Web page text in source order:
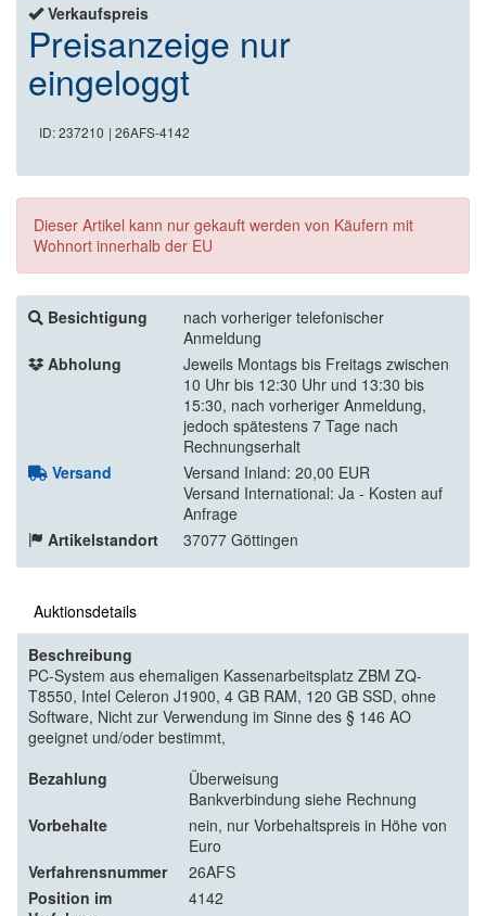
Verkaufspreis
Preisanzeige nur
eingeloggt
ID: 237210 | 26AFS-4142
Dieser Artikel kann nur gekauft werden von Käufern mit
Wohnort innerhalb der EU
Besichtigung
nach vorheriger telefonischer
Anmeldung
Abholung
Jeweils Montags bis Freitags zwischen
10 Uhr bis 12:30 Uhr und 13:30 bis
15:30, nach vorheriger Anmeldung,
jedoch spätestens 7 Tage nach
Rechnungserhalt
Versand
Versand Inland: 20,00 EUR
Versand International: Ja - Kosten auf
Anfrage
Artikelstandort
37077 Göttingen
Auktionsdetails
Beschreibung
PC-System aus ehemaligen Kassenarbeitsplatz ZBM ZQ-
T8550, Intel Celeron J1900, 4 GB RAM, 120 GB SSD, ohne
Software, Nicht zur Verwendung im Sinne des § 146 AO
geeignet und/oder bestimmt,
Bezahlung
Überweisung
Bankverbindung siehe Rechnung
Vorbehalte
nein, nur Vorbehaltspreis in Höhe von
Euro
Verfahrensnummer
26AFS
Position im
4142